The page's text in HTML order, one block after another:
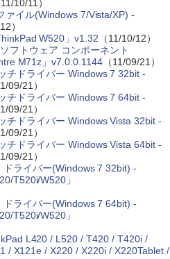
11/10/11）
ァイル(Windows 7/Vista/XP) -
）
W520」v1.32 （11/10/12）
フトウェア コンポーネント
M71z」v7.0.0.1144 （11/09/21）
チドライバー Windows 7 32bit -
09/21）
チドライバー Windows 7 64bit -
09/21）
チドライバー Windows Vista 32bit -
09/21）
チドライバー Windows Vista 64bit -
09/21）
ドライバー(Windows 7 32bit) -
T520i/W520」
ドライバー(Windows 7 64bit) -
T520i/W520」
L420 / L520 / T420 / T420i /
/ X121e / X220 / X220i / X220Tablet /